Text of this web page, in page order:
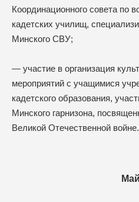
Координационного совета по
кадетских училищ,
Минского СВУ;
— участие в организация
мероприятий с учащимися
кадетского образования,
Минского гарнизона,
Великой Отечественной войне.